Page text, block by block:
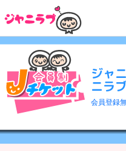
ジャ
ニラ
会員登録